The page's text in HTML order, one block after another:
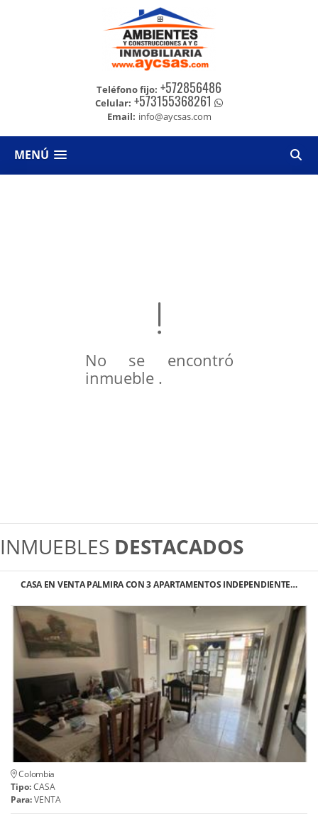
Teléfono fijo: +572856486
Celular: +573155368261
Email: info@aycsas.com
MENÚ
No se encontró
inmueble .
INMUEBLES DESTACADOS
CASA EN VENTA PALMIRA CON 3 APARTAMENTOS INDEPENDIENTE…
Colombia
Tipo:CASA
Para:VENTA